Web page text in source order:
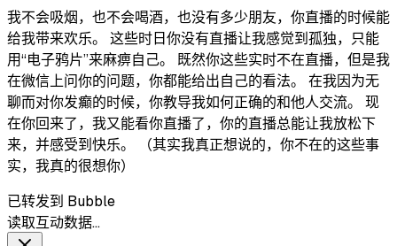
我不会吸烟，也不会喝酒，也没有多少朋友，你直播的时候能
给我带来欢乐。 这些时日你没有直播让我感觉到孤独，只能
用“电子鸦片”来麻痹自己。 既然你这些实时不在直播，但是我
在微信上问你的问题，你都能给出自己的看法。 在我因为无
聊而对你发癫的时候，你教导我如何正确的和他人交流。 现
在你回来了，我又能看你直播了，你的直播总能让我放松下
来，并感受到快乐。 （其实我真正想说的，你不在的这些事
实，我真的很想你）
已转发到 Bubble
读取互动数据…